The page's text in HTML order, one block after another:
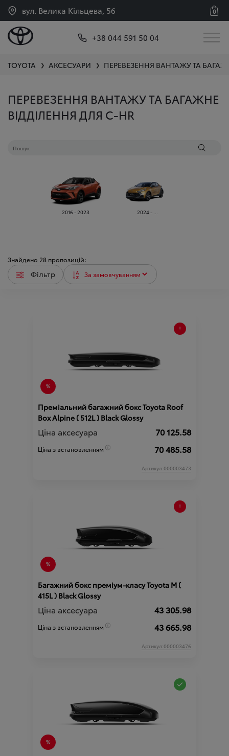
вул. Велика Кільцева, 56 0
+38 044 591 50 04
TOYOTA ❯ АКСЕСУАРИ ❯ ПЕРЕВЕЗЕННЯ ВАНТАЖУ ТА
ПЕРЕВЕЗЕННЯ ВАНТАЖУ ТА БАГАЖНЕ
ВІДДІЛЕННЯ ДЛЯ C-HR
2016 - 2023 2024 - ...
Знайдено 28 пропозицій:
Фільтр
Преміальний багажний бокс Toyota Roof
Box Alpine ( 512L ) Black Glossy
Ціна аксесуара 70 125.58
Ціна з встановленням 70 485.58
Артикул:000003473
Багажний бокс преміум-класу Toyota М (
415L ) Black Glossy
Ціна аксесуара 43 305.98
Ціна з встановленням 43 665.98
Артикул:000003476